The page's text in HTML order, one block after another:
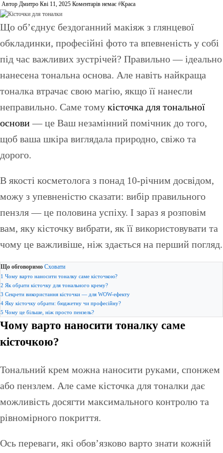
Автор Дмитро Кві 11, 2025 Коментарів немає #Краса
Що об’єднує бездоганний макіяж з глянцевої
обкладинки, професійні фото та впевненість у собі
під час важливих зустрічей? Правильно — ідеально
нанесена тональна основа. Але навіть найкраща
тоналка втрачає свою магію, якщо її нанесли
неправильно. Саме тому кісточка для тональної
основи— це Ваш незамінний помічник до того,
щоб ваша шкіра виглядала природно, свіжо та
дорого.
В якості косметолога з понад 10-річним досвідом,
можу з упевненістю сказати: вибір правильного
пензля — це половина успіху. І зараз я розповім
вам, яку кісточку вибрати, як її використовувати та
чому це важливіше, ніж здається на перший погляд.
Що обговоримо Сховати
1 Чому варто наносити тоналку саме кісточкою?
2 Як обрати кісточку для тонального крему?
3 Секрети використання кісточки — для WOW-ефекту
4 Яку кісточку обрати: бюджетну чи професійну?
5 Чому це більше, ніж просто пензель?
Чому варто наносити тоналку саме
кісточкою?
Тональний крем можна наносити руками, спонжем
або пензлем. Але саме кісточка для тоналки дає
можливість досягти максимального контролю та
рівномірного покриття.
Ось переваги, які обов’язково варто знати кожній